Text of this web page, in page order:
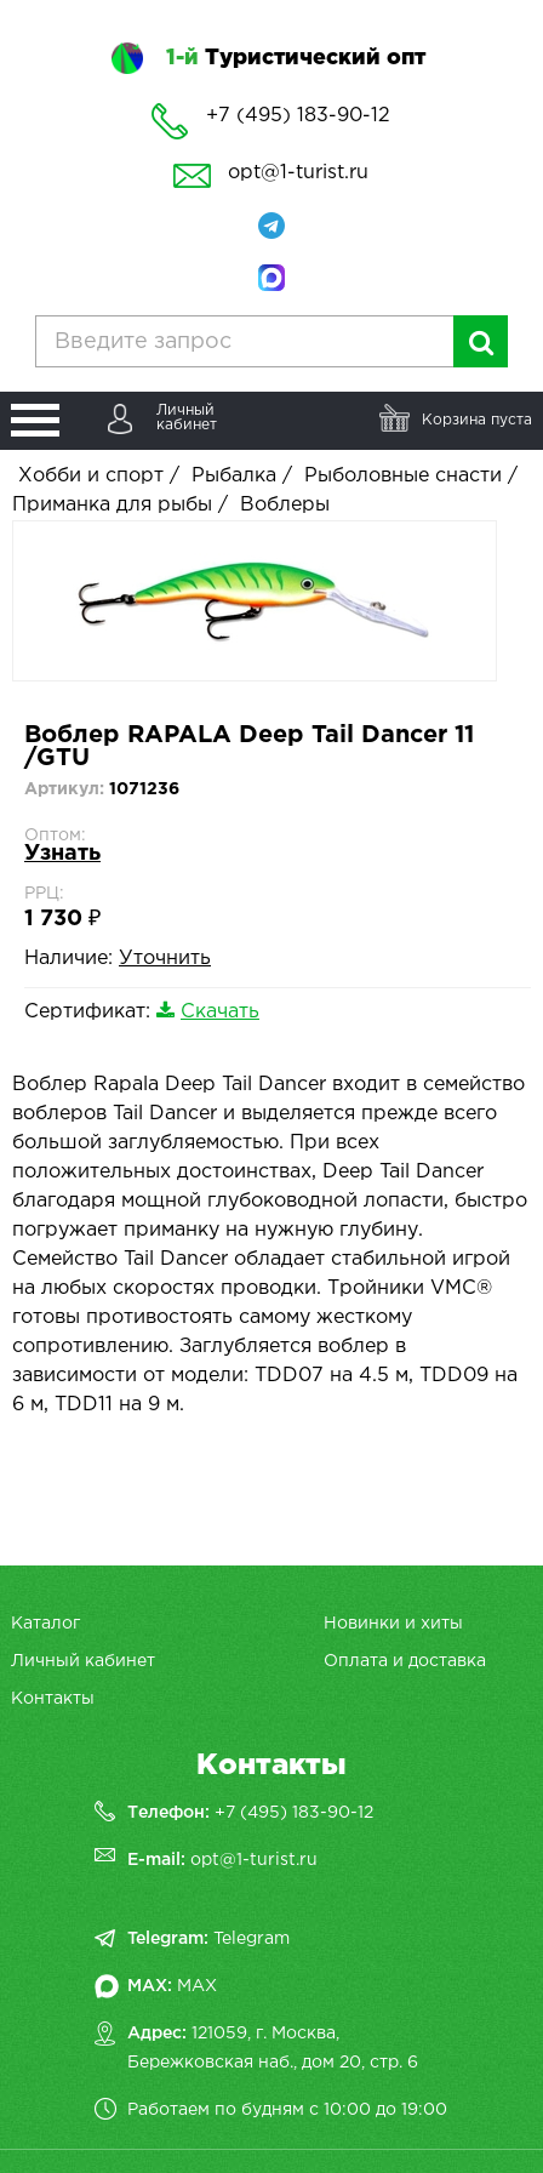
1-й Туристический опт
+7 (495) 183-90-12
opt@1-turist.ru
Личный
кабинет
Корзина пуста
Хобби и спорт / Рыбалка / Рыболовные снасти /
Приманка для рыбы / Воблеры
Воблер RAPALA Deep Tail Dancer 11
/GTU
Артикул: 1071236
Оптом:
Узнать
РРЦ:
1 730 ₽
Наличие: Уточнить
Сертификат: Скачать
Воблер Rapala Deep Tail Dancer входит в семейство
воблеров Tail Dancer и выделяется прежде всего
большой заглубляемостью. При всех
положительных достоинствах, Deep Tail Dancer
благодаря мощной глубоководной лопасти, быстро
погружает приманку на нужную глубину.
Семейство Tail Dancer обладает стабильной игрой
на любых скоростях проводки. Тройники VMC®
готовы противостоять самому жесткому
сопротивлению. Заглубляется воблер в
зависимости от модели: TDD07 на 4.5 м, TDD09 на
6 м, TDD11 на 9 м.
Каталог Новинки и хиты
Личный кабинет Оплата и доставка
Контакты
Контакты
Телефон: +7 (495) 183-90-12
E-mail:opt@1-turist.ru
Telegram: Telegram
MAX: MAX
Адрес: 121059, г. Москва,
Бережковская наб., дом 20, cтр. 6
Работаем по будням с 10:00 до 19:00